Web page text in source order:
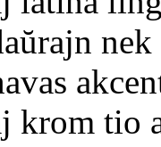
krom tio